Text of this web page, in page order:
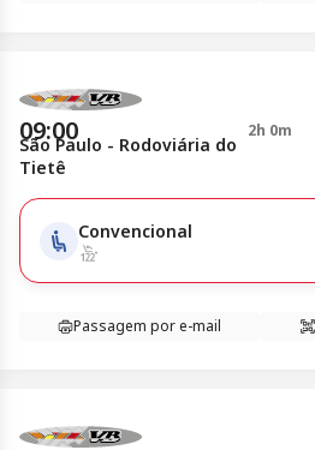
09:00 2h 0m
São Paulo - Rodoviária do
Tietê
Convencional
Passagem por e-mail